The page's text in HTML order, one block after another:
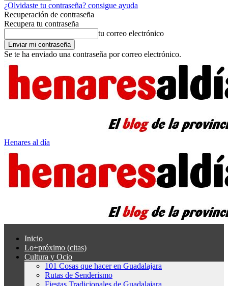
¿Olvidaste tu contraseña? consigue ayuda
Recuperación de contraseña
Recupera tu contraseña
tu correo electrónico
Se te ha enviado una contraseña por correo electrónico.
Henares al día
Inicio
Lo+próximo (citas)
Cultura y Ocio
101 Cosas que hacer en Guadalajara
Rutas de Senderismo
Fiestas Tradicionales de Guadalajara